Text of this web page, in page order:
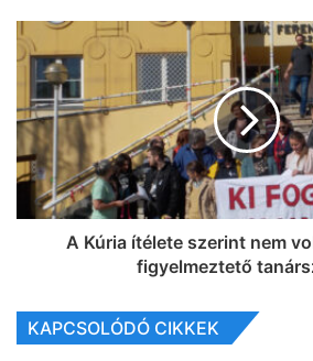
A Kúria ítélete szerint nem
figyelmeztető
KAPCSOLÓDÓ CIKKEK